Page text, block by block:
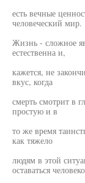
есть вечные
человеческий мир.
Жизнь - сложное
естественна и,
кажется, не
вкус, когда
смерть смотрит в
простую и в
то же время
как тяжело
людям в этой
оставаться